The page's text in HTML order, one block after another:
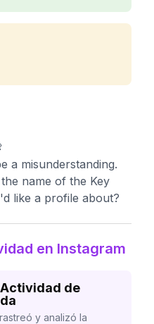
a misunderstanding.
name of the Key
like a profile about?
en Instagram
Actividad de
y analizó la